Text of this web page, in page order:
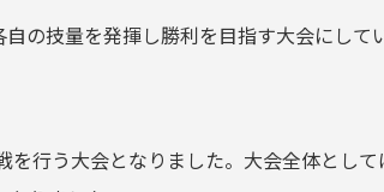
の技量を発揮し勝利を目指す大会にして
行う大会となりました。大会全体とし